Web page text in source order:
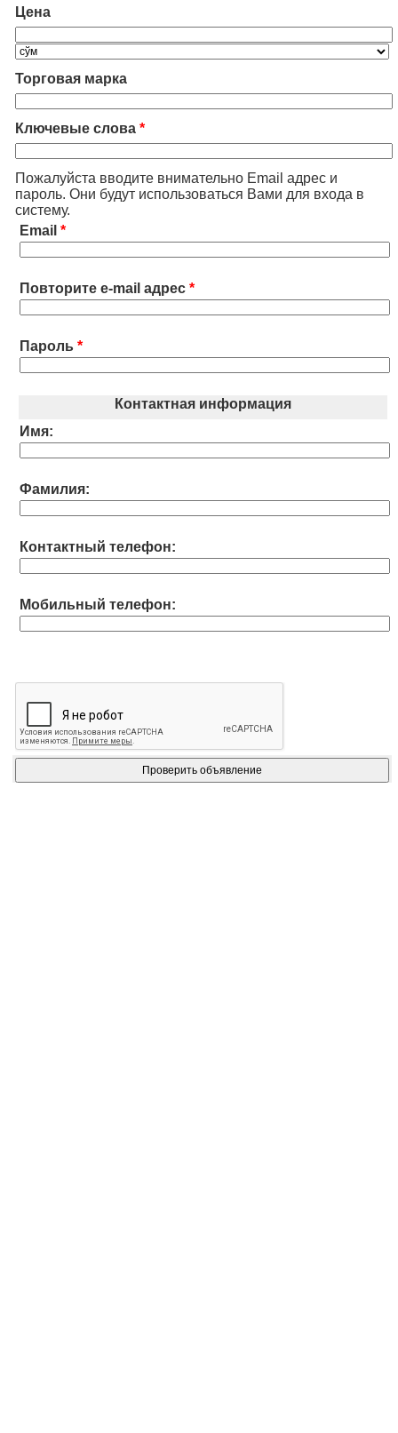
Цена
Торговая марка
Ключевые слова *
Пожалуйста вводите внимательно Email адрес и
пароль. Они будут использоваться Вами для входа в
систему.
Email *
Повторите e-mail адрес *
Пароль *
Контактная информация
Имя:
Фамилия:
Контактный телефон:
Мобильный телефон: